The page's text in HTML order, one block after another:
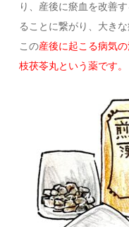
り、産後に瘀血を改善
ることに繋がり、大き
この産後に起こる病気
枝茯苓丸という薬です。